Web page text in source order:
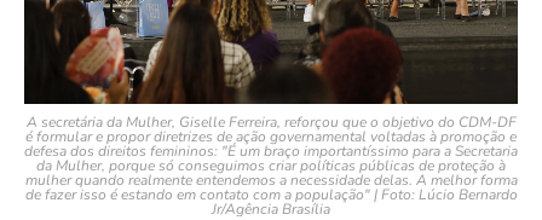
A secretária da Mulher, Giselle Ferreira, reforçou que o objetivo do CDM-DF
é formular e propor diretrizes de ação governamental voltadas à promoção e
defesa dos direitos femininos: "É um braço importantíssimo para a Secretaria
da Mulher, porque só conseguimos criar políticas públicas de proteção à
mulher quando realmente entendemos a necessidade delas. A melhor forma
de fazer isso é estando em contato com a população" | Foto: Lúcio Bernardo
Jr/Agência Brasília